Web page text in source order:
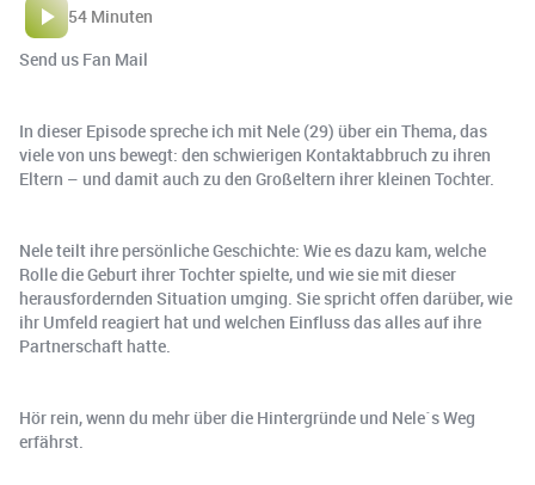
54 Minuten
Send us Fan Mail
In dieser Episode spreche ich mit Nele (29) über ein Thema, das
viele von uns bewegt: den schwierigen Kontaktabbruch zu ihren
Eltern – und damit auch zu den Großeltern ihrer kleinen Tochter.
Nele teilt ihre persönliche Geschichte: Wie es dazu kam, welche
Rolle die Geburt ihrer Tochter spielte, und wie sie mit dieser
herausfordernden Situation umging. Sie spricht offen darüber, wie
ihr Umfeld reagiert hat und welchen Einfluss das alles auf ihre
Partnerschaft hatte.
Hör rein, wenn du mehr über die Hintergründe und Nele´s Weg
erfährst.